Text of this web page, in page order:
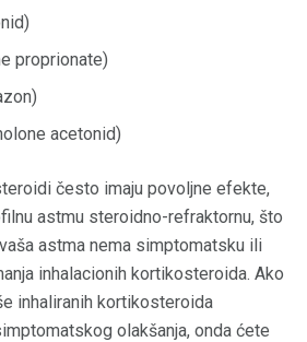
proprionate)
acetonid)
često imaju povoljne efekte,
astmu steroidno-refraktornu, što
astma nema simptomatsku ili
inhalacionih kortikosteroida. Ako
inhaliranih kortikosteroida
olakšanja, onda ćete